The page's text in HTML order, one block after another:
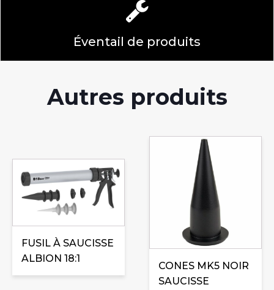
Éventail de produits
Autres produits
FUSIL À SAUCISSE
ALBION 18:1
CONES MK5 NOIR
SAUCISSE